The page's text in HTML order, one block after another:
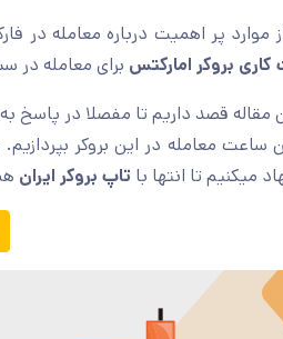
موارد پر اهمیت درباره معامله در
بروکر امارکتس برای معامله
مقاله قصد داریم تا مفصلا در پاسخ
ساعت معامله در این بروکر بپردازیم.
میکنیم تا انتها با تاپ بروکر ایران